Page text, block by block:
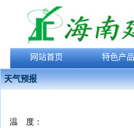
网站首页 特色产品
天气预报